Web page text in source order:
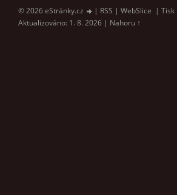
© 2026 eStránky.cz | RSS | WebSlice | Tisk
Aktualizováno: 1. 8. 2026 | Nahoru ↑